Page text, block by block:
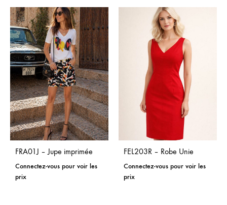
FRA01J – Jupe imprimée
Connectez-vous pour voir les
prix
FEL203R – Robe Unie
Connectez-vous pour voir les
prix